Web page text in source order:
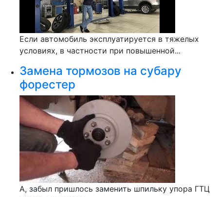
Если автомобиль эксплуатируется в тяжелых
условиях, в частности при повышенной...
Замена тормозов на субару
форестер
А, забыл пришлось заменить шпильку упора ГТЦ